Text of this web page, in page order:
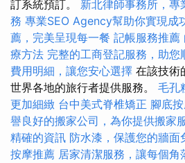
訂系統預訂。 新北律師事務所，專
務 專業SEO Agency幫助你實現成
薦，完美呈現每一餐 記帳服務推薦
療方法 完整的工商登記服務，助您
費用明細，讓您安心選擇 在該技術
世界各地的旅行者提供服務。 毛孔
更加細緻 台中美式脊椎矯正 腳底
譽良好的搬家公司，為你提供搬家
精確的資訊 防水漆，保護您的牆面
按摩推薦 居家清潔服務，讓每個角